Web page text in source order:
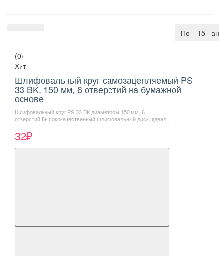
15
По
(0)
Хит
Шлифовальный круг самозацепляемый PS
33 BK, 150 мм, 6 отверстий на бумажной
основе
Шлифовальный круг PS 33 BK диаметром 150 мм, 6
отверстий.Высококачественный шлифовальный диск, идеал..
32₽